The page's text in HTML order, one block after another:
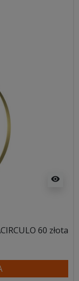
visibility
60 złota